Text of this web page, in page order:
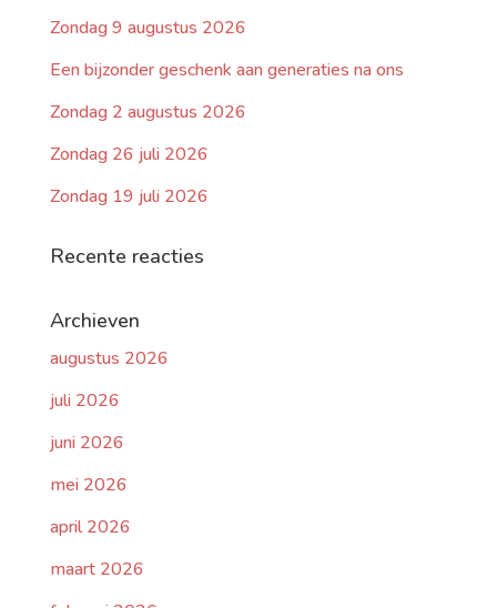
Zondag 9 augustus 2026
Een bijzonder geschenk aan generaties na ons
Zondag 2 augustus 2026
Zondag 26 juli 2026
Zondag 19 juli 2026
Recente reacties
Archieven
augustus 2026
juli 2026
juni 2026
mei 2026
april 2026
maart 2026